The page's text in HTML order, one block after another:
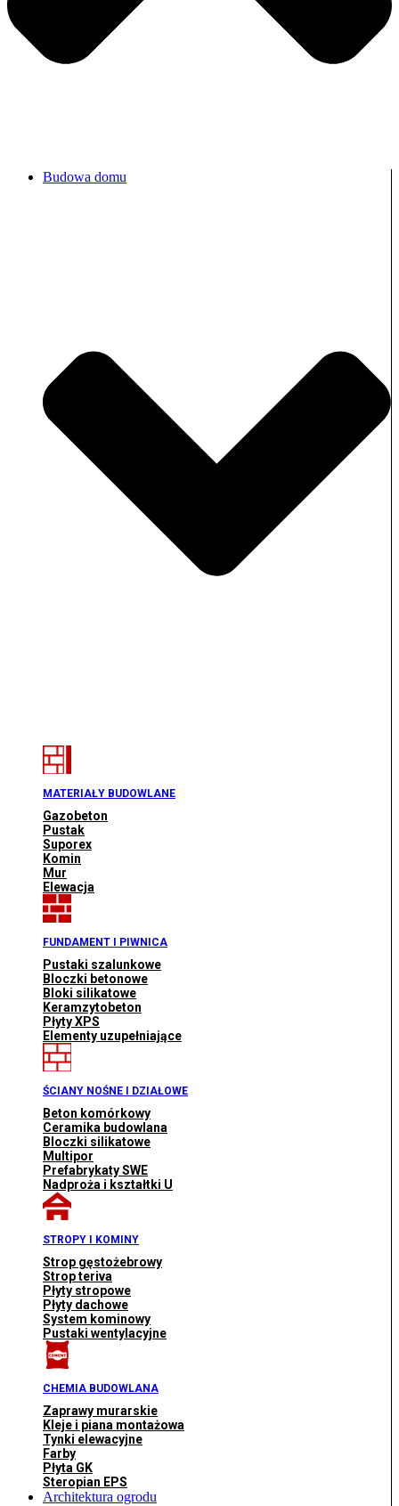
Budowa domu
MATERIAŁY BUDOWLANE
Gazobeton
Pustak
Suporex
Komin
Mur
Elewacja
FUNDAMENT I PIWNICA
Pustaki szalunkowe
Bloczki betonowe
Bloki silikatowe
Keramzytobeton
Płyty XPS
Elementy uzupełniające
ŚCIANY NOŚNE I DZIAŁOWE
Beton komórkowy
Ceramika budowlana
Bloczki silikatowe
Multipor
Prefabrykaty SWE
Nadproża i kształtki U
STROPY I KOMINY
Strop gęstożebrowy
Strop teriva
Płyty stropowe
Płyty dachowe
System kominowy
Pustaki wentylacyjne
CHEMIA BUDOWLANA
Zaprawy murarskie
Kleje i piana montażowa
Tynki elewacyjne
Farby
Płyta GK
Steropian EPS
Architektura ogrodu